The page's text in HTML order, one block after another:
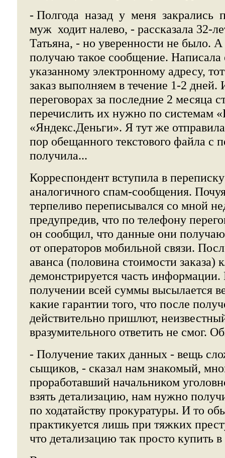
- Полгода назад у меня закрались
муж ходит налево, - рассказала 32-
Татьяна, - но уверенности не было. А
получаю такое сообщение. Написала
указанному электронному адресу,
заказ выполняем в течение 1-2
переговорах за последние 2 месяца
перечислить их нужно по системам
«Яндекс.Деньги». Я тут же
пор обещанного текстового файла с
получила...
Корреспондент вступила в
аналогичного спам-сообщения.
терпеливо переписывался со мной
предупредив, что по телефону
он сообщил, что данные они
от операторов мобильной связи.
аванса (половина стоимости заказа)
демонстрируется часть
получении всей суммы высылается
какие гарантии того, что после
действительно пришлют,
вразумительного ответить не смог.
- Получение таких данных - вещь
сыщиков, - сказал нам знакомый,
проработавший начальником
взять детализацию, нам нужно
по ходатайству прокуратуры. И то
практикуется лишь при тяжких
что детализацию так просто купить